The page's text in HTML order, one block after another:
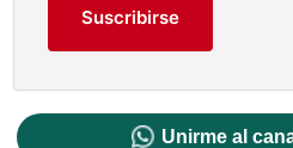
Suscribirse
Unirme al